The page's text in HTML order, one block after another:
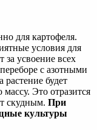
для картофеля.
условия для
за усвоение всех
с азотными
будет
Это отразится
скудным. При
культуры